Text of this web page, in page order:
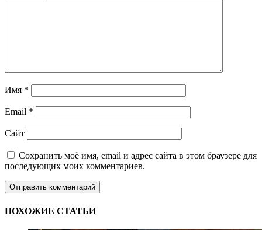
Имя *
Email *
Сайт
Сохранить моё имя, email и адрес сайта в этом браузере для
последующих моих комментариев.
ПОХОЖИЕ СТАТЬИ